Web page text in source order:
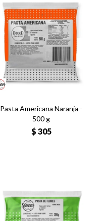
Pasta Americana Naranja -
500 g
$ 305